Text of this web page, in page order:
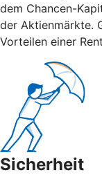
dem Chancen-
der Aktienmärkte.
Vorteilen einer
Sicherheit